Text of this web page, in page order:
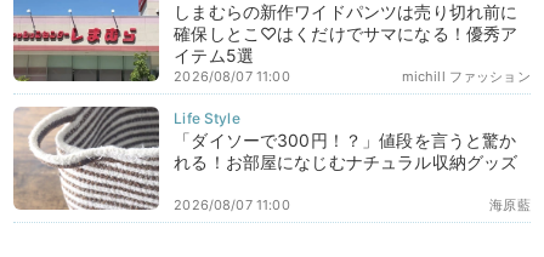
しまむらの新作ワイドパンツは売り切れ前に
確保しとこ♡はくだけでサマになる！優秀ア
イテム5選
michill ファッション
2026/08/07 11:00
「ダイソーで300円！？」値段を言うと驚か
れる！お部屋になじむナチュラル収納グッズ
海原藍
2026/08/07 11:00